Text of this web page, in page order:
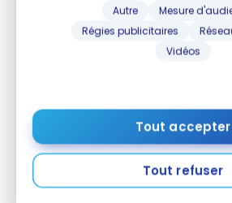
Autre
Mesure
Régies publicitaires
Vidéos
Tout accepter
Tout refuser